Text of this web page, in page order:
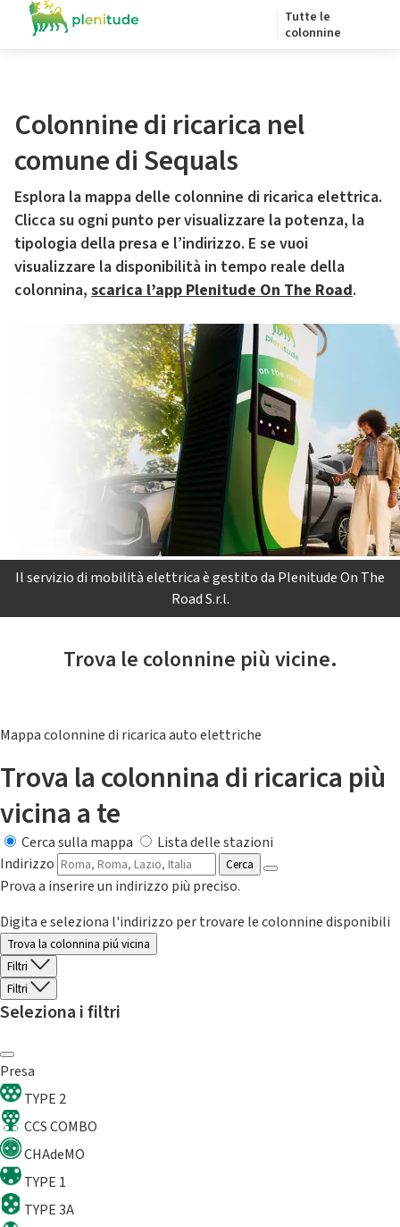
Tutte le
colonnine
Colonnine di ricarica nel
comune di Sequals
Esplora la mappa delle colonnine di ricarica elettrica.
Clicca su ogni punto per visualizzare la potenza, la
tipologia della presa e l’indirizzo. E se vuoi
visualizzare la disponibilità in tempo reale della
colonnina, scarica l’app Plenitude On The Road.
Il servizio di mobilità elettrica è gestito da Plenitude On The
Road S.r.l.
Trova le colonnine più vicine.
Mappa colonnine di ricarica auto elettriche
Trova la colonnina di ricarica più
vicina a te
Cerca sulla mappa
Lista delle stazioni
Indirizzo
Cerca
Prova a inserire un indirizzo più preciso.
Digita e seleziona l'indirizzo per trovare le colonnine disponibili
Trova la colonnina piú vicina
Filtri
Filtri
Seleziona i filtri
Presa
TYPE 2
CCS COMBO
CHAdeMO
TYPE 1
TYPE 3A